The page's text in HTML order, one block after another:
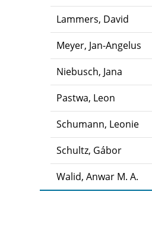
Lammers, David
Meyer, Jan-Angelus
Niebusch, Jana
Pastwa, Leon
Schumann, Leonie
Schultz, Gábor
Walid, Anwar M. A.